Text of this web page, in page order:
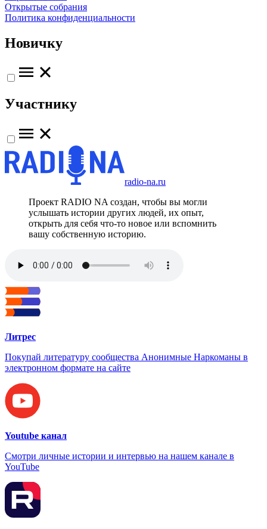
Открытые собрания
Политика конфиденциальности
Новичку
Участнику
radio-na.ru
Проект RADIO NA создан, чтобы вы могли
услышать истории других людей, их опыт,
открыть для себя что-то новое или вспомнить
вашу собственную историю.
Литрес
Покупай литературу сообщества Анонимные Наркоманы в
электронном формате на сайте
Youtube канал
Смотри личные истории и интервью на нашем канале в
YouTube